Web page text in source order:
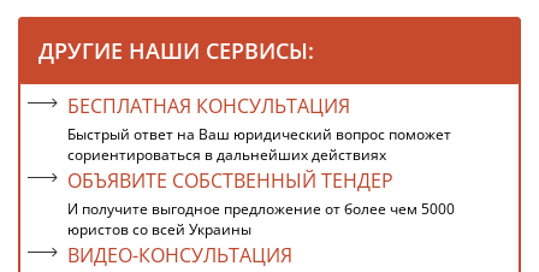
ДРУГИЕ НАШИ СЕРВИСЫ:
БЕСПЛАТНАЯ КОНСУЛЬТАЦИЯ
Быстрый ответ на Ваш юридический вопрос поможет
сориентироваться в дальнейших действиях
ОБЪЯВИТЕ СОБСТВЕННЫЙ ТЕНДЕР
И получите выгодное предложение от более чем 5000
юристов со всей Украины
ВИДЕО-КОНСУЛЬТАЦИЯ